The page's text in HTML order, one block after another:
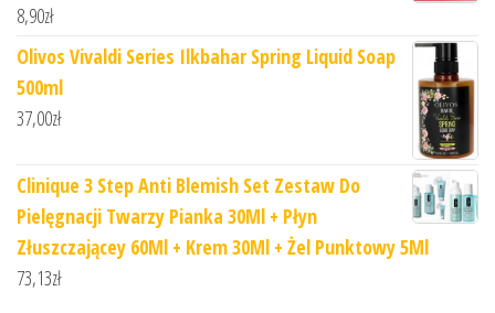
8,90zł
Olivos Vivaldi Series Ilkbahar Spring Liquid Soap
500ml
37,00zł
Clinique 3 Step Anti Blemish Set Zestaw Do
Pielęgnacji Twarzy Pianka 30Ml + Płyn
Złuszczającey 60Ml + Krem 30Ml + Żel Punktowy 5Ml
73,13zł